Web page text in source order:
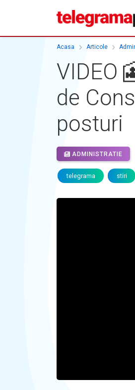
Acasa Articole
VIDEO
de
posturi
ADMINISTRATIE
telegrama stiri